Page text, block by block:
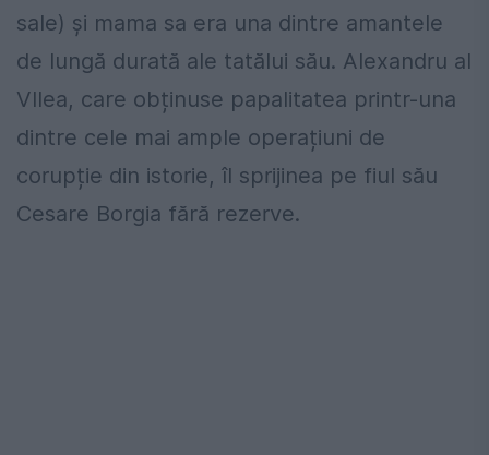
sale) și mama sa era una dintre amantele
de lungă durată ale tatălui său. Alexandru al
VIlea, care obținuse papalitatea printr-una
dintre cele mai ample operațiuni de
corupție din istorie, îl sprijinea pe fiul său
Cesare Borgia fără rezerve.